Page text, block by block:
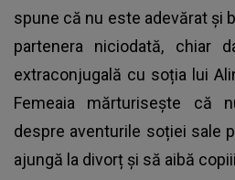
spune că nu este adevărat și
partenera niciodată, chiar
extraconjugală cu soția lui
Femeaia mărturisește că
despre aventurile soției sale
ajungă la divorț și să aibă